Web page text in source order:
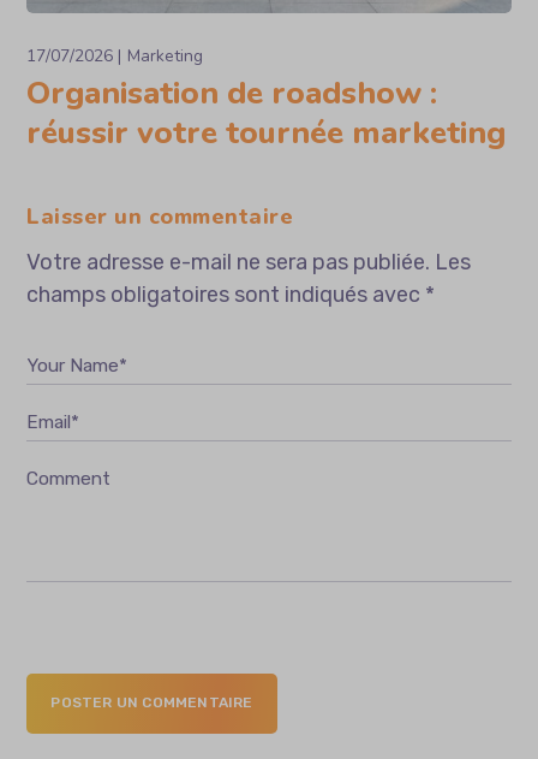
17/07/2026 Marketing
Organisation de roadshow :
réussir votre tournée marketing
Laisser un commentaire
Votre adresse e-mail ne sera pas publiée. Les
champs obligatoires sont indiqués avec *
Your Name*
Email*
Comment
POSTER UN COMMENTAIRE